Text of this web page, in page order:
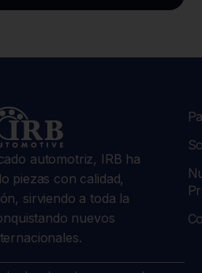
automotriz, IRB ha
piezas con calidad,
sirviendo a toda la
nuevos